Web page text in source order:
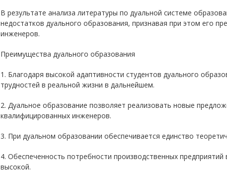
В результате анализа литературы по дуальной системе
недостатков дуального образования, признавая при этом его
инженеров.
Преимущества дуального образования
1. Благодаря высокой адаптивности студентов дуального
трудностей в реальной жизни в дальнейшем.
2. Дуальное образование позволяет реализовать новые
квалифицированных инженеров.
3. При дуальном образовании обеспечивается единство
4. Обеспеченность потребности производственных
высокой.